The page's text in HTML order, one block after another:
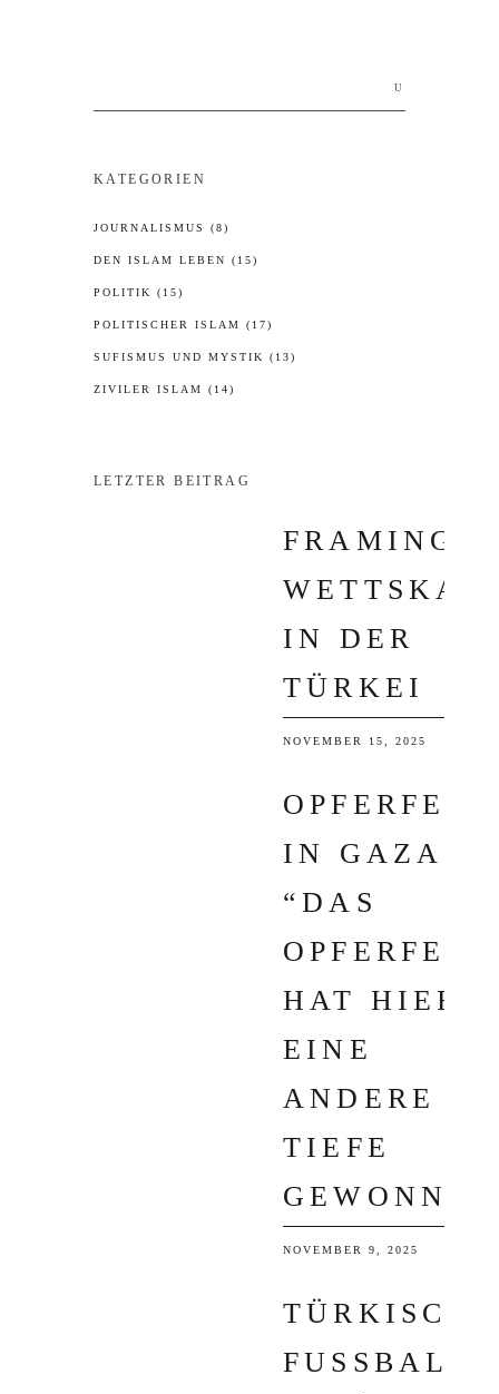
KATEGORIEN
JOURNALISMUS (8)
DEN ISLAM LEBEN (15)
POLITIK (15)
POLITISCHER ISLAM (17)
SUFISMUS UND MYSTIK (13)
ZIVILER ISLAM (14)
LETZTER BEITRAG
FRAMING
IN DER
TÜRKEI
NOVEMBER 15, 2025
OPFERFEST
IN GAZA:
“DAS
OPFERFEST
HAT HIER
EINE
ANDERE
TIEFE
NOVEMBER 9, 2025
FUSSBALL: J